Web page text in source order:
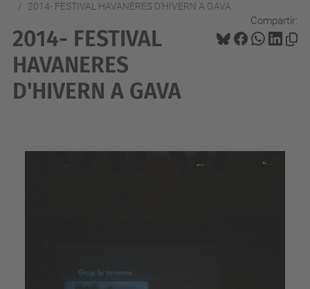
2014- FESTIVAL HAVANERES D'HIVERN A GAVA
Compartir:
2014- FESTIVAL
HAVANERES
D'HIVERN A GAVA